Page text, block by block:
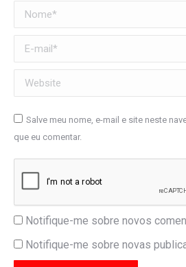
Nome *
E-mail *
Website
Salve meu nome, e-mail e site neste
que eu comentar.
Notifique-me sobre novos
Notifique-me sobre novas